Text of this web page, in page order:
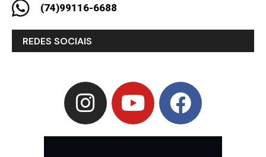
(74)99116-6688
REDES SOCIAIS